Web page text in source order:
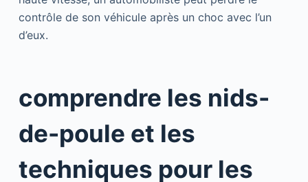
contrôle de son véhicule après un choc avec l’un
d’eux.
comprendre les nids-
de-poule et les
techniques pour les